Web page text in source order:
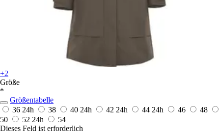
+2
Größe
*
Größentabelle
36 24h 38 40 24h 42 24h 44 24h 46
48
50
52 24h
54
Dieses Feld ist erforderlich